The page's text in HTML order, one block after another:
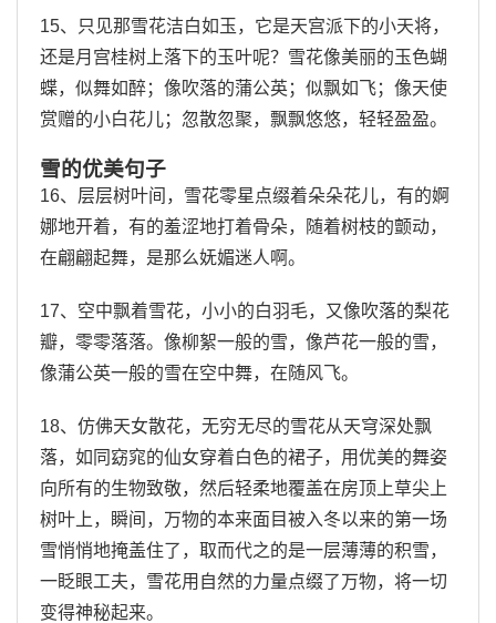
15、只见那雪花洁白如玉，它是天宫派下的小天将，
还是月宫桂树上落下的玉叶呢？雪花像美丽的玉色蝴
蝶，似舞如醉；像吹落的蒲公英；似飘如飞；像天使
赏赠的小白花儿；忽散忽聚，飘飘悠悠，轻轻盈盈。
雪的优美句子
16、层层树叶间，雪花零星点缀着朵朵花儿，有的婀
娜地开着，有的羞涩地打着骨朵，随着树枝的颤动，
在翩翩起舞，是那么妩媚迷人啊。
17、空中飘着雪花，小小的白羽毛，又像吹落的梨花
瓣，零零落落。像柳絮一般的雪，像芦花一般的雪，
像蒲公英一般的雪在空中舞，在随风飞。
18、仿佛天女散花，无穷无尽的雪花从天穹深处飘
落，如同窈窕的仙女穿着白色的裙子，用优美的舞姿
向所有的生物致敬，然后轻柔地覆盖在房顶上草尖上
树叶上，瞬间，万物的本来面目被入冬以来的第一场
雪悄悄地掩盖住了，取而代之的是一层薄薄的积雪，
一眨眼工夫，雪花用自然的力量点缀了万物，将一切
变得神秘起来。